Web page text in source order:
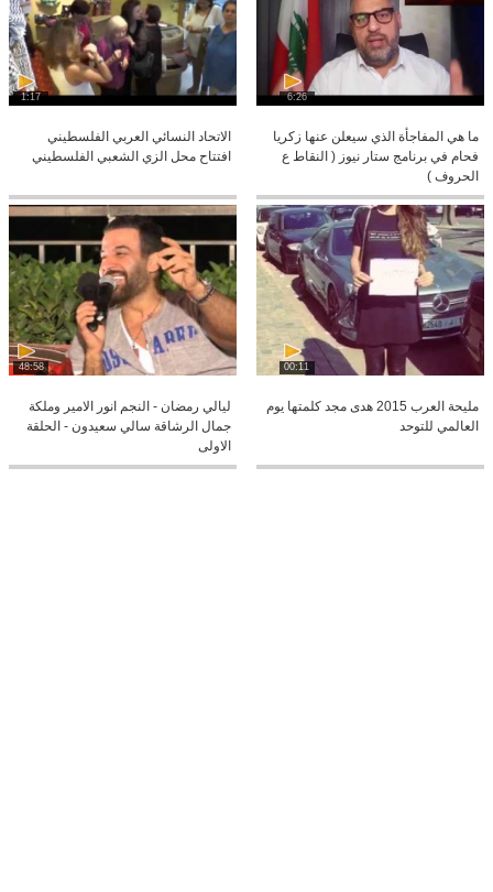
6:26
ما هي المفاجأة الذي سيعلن عنها زكريا
فحام في برنامج ستار نيوز ( النقاط ع
الحروف )
1:17
الاتحاد النسائي العربي الفلسطيني
افتتاح محل الزي الشعبي الفلسطيني
00:11
مليحة العرب 2015 هدى مجد كلمتها يوم
العالمي للتوحد
48:58
ليالي رمضان - النجم انور الامير وملكة
جمال الرشاقة سالي سعيدون - الحلقة
الاولى